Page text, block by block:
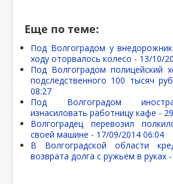
Еще по теме:
Под Волгоградом у
ходу оторвалось колесо - 13/10/
Под Волгоградом полицейский
подследственного 100 тысяч
08:27
Под Волгоградом
изнасиловать работницу кафе -
Волгоградец перевозил
своей машине - 17/09/2014 06:04
В Волгоградской области
возврата долга с ружьем в руках -